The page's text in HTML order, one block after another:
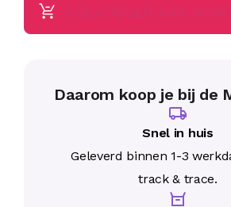
Daarom koop je bij de
Snel in huis
Geleverd binnen 1-3
track & trace.